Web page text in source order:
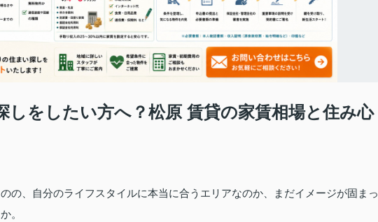
しをしたい方へ？松原 賃貸の家賃相場と住み心
の、自分のライフスタイルに本当に合うエリアなのか、まだイメージが固まっ
。